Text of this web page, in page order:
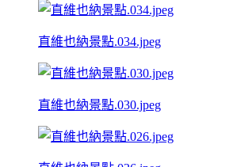
直維也納景點.034.jpeg
直維也納景點.030.jpeg